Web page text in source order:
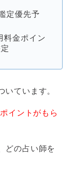
定優先予
料金ポイン
いています。
イントがもら
どの占い師を